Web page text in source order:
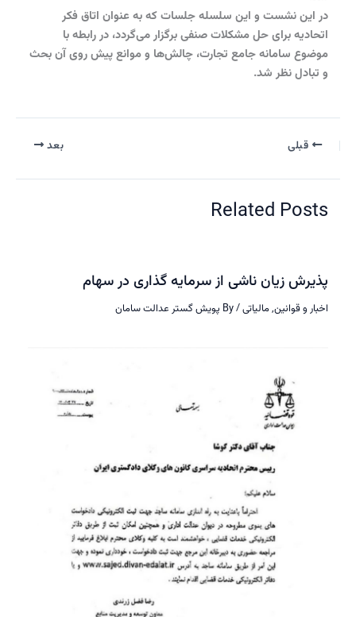
نشست و این سلسله جلسات که به عنوان اتاق فکر
برای حل مشکلات صنفی برگزار می‌گردد، در رابطه با
سامانه جامع تجارت، چالش‌ها و موانع پیش روی آن بحث
نظر شد.
قبلی
Related
زیان ناشی از سرمایه گذاری در سهام
و قوانین,مالیاتی/ By پویش گستر عدالت سامان